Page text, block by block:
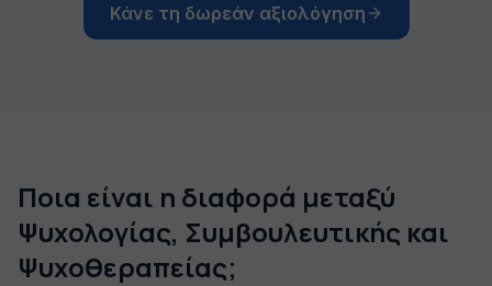
Κάνε τη δωρεάν αξιολόγηση
Ποια είναι η διαφορά μεταξύ
Ψυχολογίας, Συμβουλευτικής και
Ψυχοθεραπείας;